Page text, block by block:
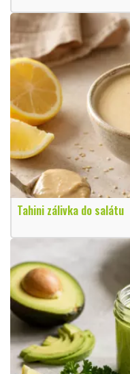
Tahini zálivka do salátu